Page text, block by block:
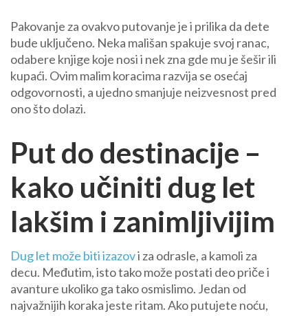
Pakovanje za ovakvo putovanje je i prilika da dete
bude uključeno. Neka mališan spakuje svoj ranac,
odabere knjige koje nosi i nek zna gde mu je šešir ili
kupaći. Ovim malim koracima razvija se osećaj
odgovornosti, a ujedno smanjuje neizvesnost pred
ono što dolazi.
Put do destinacije –
kako učiniti dug let
lakšim i zanimljivijim
Dug let može biti izazovi za odrasle, a kamoli za
decu. Međutim, isto tako može postati deo priče i
avanture ukoliko ga tako osmislimo. Jedan od
najvažnijih koraka jeste ritam. Ako putujete noću,